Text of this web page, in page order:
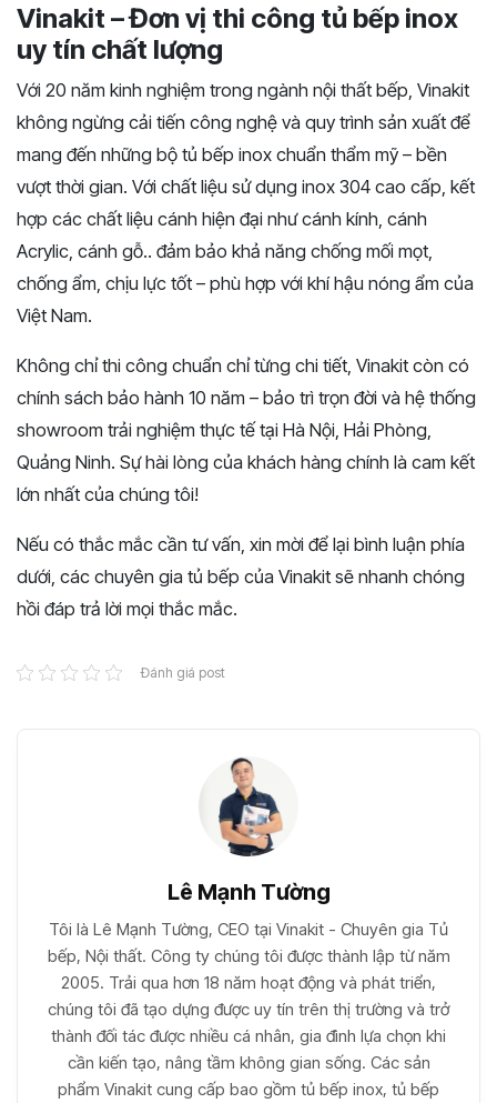
Vinakit – Đơn vị thi công tủ bếp inox
uy tín chất lượng
Với 20 năm kinh nghiệm trong ngành nội thất bếp, Vinakit
không ngừng cải tiến công nghệ và quy trình sản xuất để
mang đến những bộ tủ bếp inox chuẩn thẩm mỹ – bền
vượt thời gian. Với chất liệu sửdụng inox 304 cao cấp kết
hợp các chất liệu cánh hiện đại như cánh kính, cánh
Acrylic, cánh gỗ.. đảm bảo khả năng chống mối mọt,
chống ẩm, chịu lực tốt – phù hợp với khíhậu nóng ẩm của
Việt Nam.
Không chỉthi công chuẩn chỉtừng chi tiết, Vinakit còn có
chính sách bảo hành 10 năm – bảo trì trọn đời và hệ thống
showroom trải nghiệm thực tế tại Hà Nội, Hải Phòng,
Quảng Ninh. Sựhài lòng của khách hàng chính là cam kết
lớn nhất của chúng tôi!
Nếu có thắc mắc cần tư vấn, xin mời để lại bình luận phía
dưới, các chuyên gia tủ bếp của Vinakit sẽ nhanh chóng
hồi đáp trả lời mọi thắc mắc.
Đánh giá post
Lê Mạnh Tường
Tôi là Lê Mạnh Tường, CEO tại Vinakit - Chuyên gia Tủ
bếp, Nội thất. Công ty chúng tôi được thành lập từ năm
2005. Trải qua hơn 18 năm hoạt động và phát triển,
chúng tôi đã tạo dựng được uy tín trên thị trường và trở
thành đối tác được nhiều cá nhân, gia đình lựa chọn khi
cần kiến tạo, nâng tầm không gian sống. Các sản
phẩm Vinakit cung cấp bao gồm tủ bếp inox, tủ bếp